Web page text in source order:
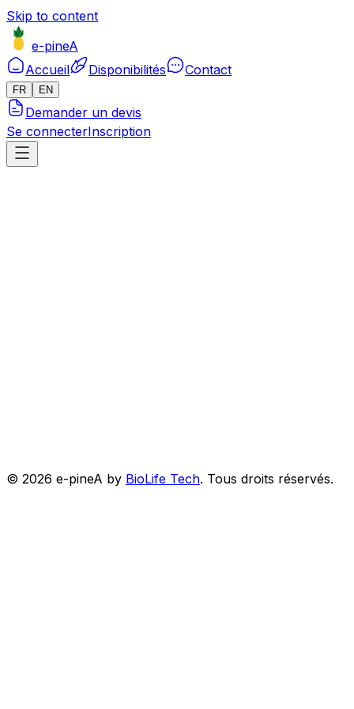
Skip to content
e-pineA
Accueil
Disponibilités Contact
FR EN
Demander un devis
Se connecterInscription
© 2026 e-pineA by BioLife Tech. Tous droits réservés.